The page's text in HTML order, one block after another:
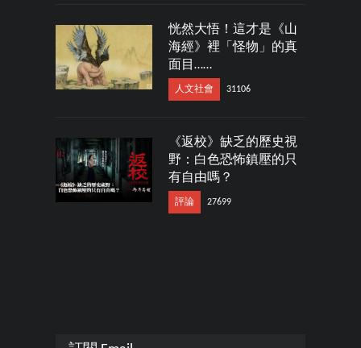
恍然大悟！這才是《山
海經》裡「怪物」的真
面目……
人文社會 31106
《返校》缺乏的歷史視
野：白色恐怖鎮壓的只
有自由嗎？
評論 27699